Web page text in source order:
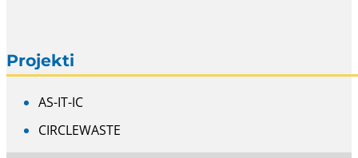
Projekti
AS-IT-IC
CIRCLEWASTE